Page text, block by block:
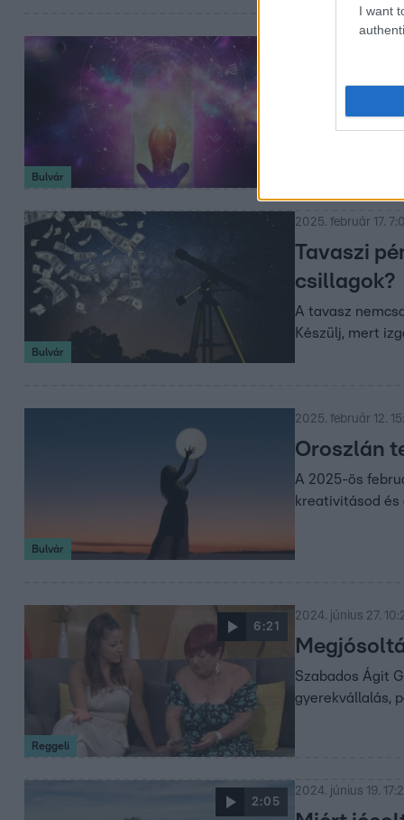
I want
Bulvár
A Halak
és tudd meg,
Bulvár
2025. február 17.
Tavaszi
csillagok?
A tavasz
Készülj, mert
Bulvár
2025. február 12.
Oroszlán
A 2025-ös
kreativitásod
6:21
Reggeli
2024. június 27.
Szabados Ágit
gyerekvállalás,
2:05
2024. június 19.